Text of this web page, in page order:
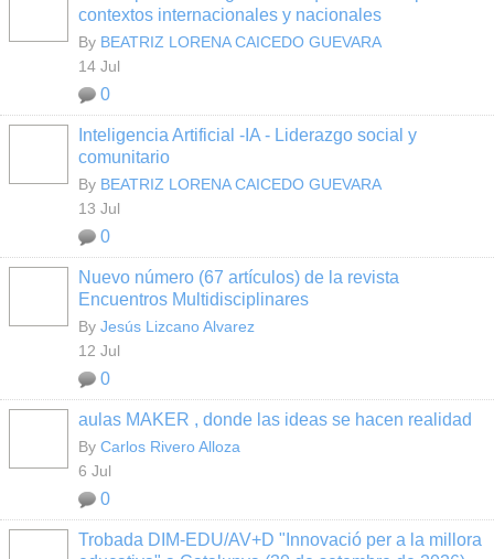
contextos internacionales y nacionales
By BEATRIZ LORENA CAICEDO GUEVARA
14 Jul
0
Inteligencia Artificial -IA - Liderazgo social y
comunitario
By BEATRIZ LORENA CAICEDO GUEVARA
13 Jul
0
Nuevo número (67 artículos) de la revista
Encuentros Multidisciplinares
By Jesús Lizcano Alvarez
12 Jul
0
aulas MAKER , donde las ideas se hacen realidad
By Carlos Rivero Alloza
6 Jul
0
Trobada DIM-EDU/AV+D "Innovació per a la millora